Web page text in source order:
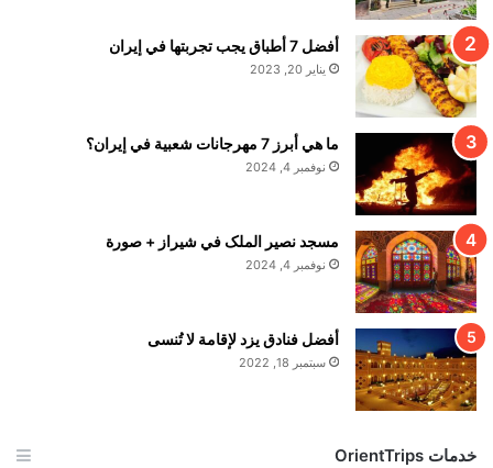
أفضل 7 أطباق يجب تجربتها في إيران
يناير 20, 2023
ما هي أبرز 7 مهرجانات شعبية في إيران؟
نوفمبر 4, 2024
مسجد نصير الملک في شيراز + صورة
نوفمبر 4, 2024
أفضل فنادق يزد لإقامة لا تُنسى
سبتمبر 18, 2022
خدمات OrientTrips